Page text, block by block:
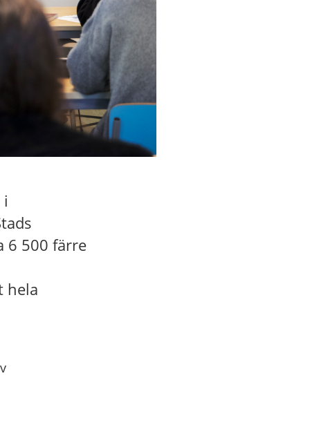
i
6 500 färre
hela